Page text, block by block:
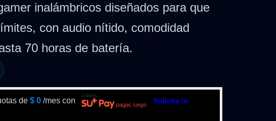
inalámbricos diseñados para que
con audio nítido, comodidad
70 horas de batería.
de $0 /mes con
Solicita tu